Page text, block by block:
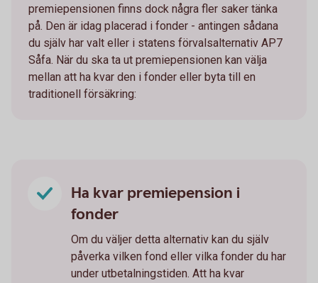
premiepensionen finns dock några fler saker tänka
på. Den är idag placerad i fonder - antingen sådana
du själv har valt eller i statens förvalsalternativ AP7
Såfa. När du ska ta ut premiepensionen kan välja
mellan att ha kvar den i fonder eller byta till en
traditionell försäkring:
Ha kvar premiepension i
fonder
Om du väljer detta alternativ kan du själv
påverka vilken fond eller vilka fonder du har
under utbetalningstiden. Att ha kvar